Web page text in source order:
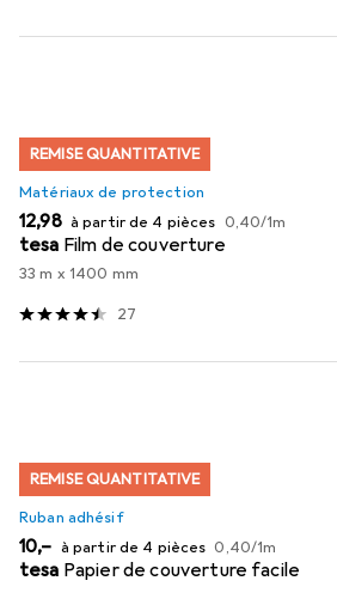
REMISE QUANTITATIVE
Matériaux de protection
EUR
12,98 à partir de 4 pièces EUR
0,40/1m
tesa Film de couverture
33 m x 1400 mm
27
REMISE QUANTITATIVE
Ruban adhésif
EUR
10,– à partir de 4 pièces EUR
0,40/1m
tesa Papier de couverture facile